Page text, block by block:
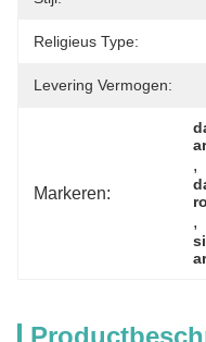
Religieus Type:
Levering Vermogen:
Markeren:
,
,